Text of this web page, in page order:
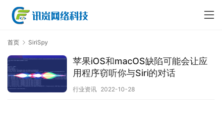
首页 SiriSpy
苹果iOS和macOS缺陷可能会让应
用程序窃听你与Siri的对话
行业资讯 2022-10-28